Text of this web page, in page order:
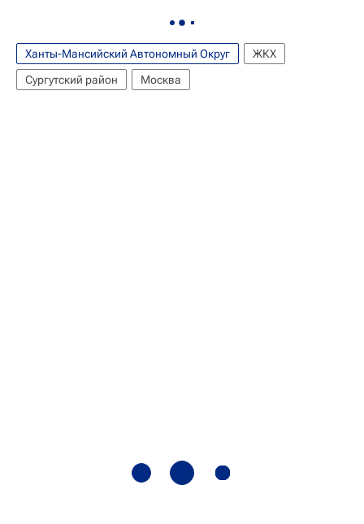
Ханты-Мансийский Автономный Округ
ЖКХ
Сургутский район
Москва